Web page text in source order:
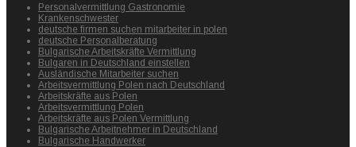
Personalvermittlung Gastronomie
Krankenschwester
deutsche firmen suchen mitarbeiter in polen
deutsche Personalberatung
Bulgarische Arbeitskräfte Vermittlung
Bulgaren in Deutschland einstellen
Ausländische Mitarbeiter suchen
Arbeitsvermittlung Polen nach Deutschland
Arbeitskräfte aus Polen
Arbeitsvermittlung Polen
Arbeitskräfte aus Polen Vermittlung
Bulgarische Arbeitnehmer in Deutschland
Bulgarische Handwerker